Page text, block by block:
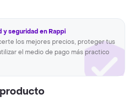
y seguridad en Rappi
los mejores precios, proteger tus
el medio de pago más practico